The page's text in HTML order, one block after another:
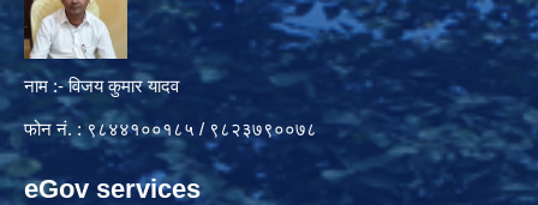
नाम :- विजय कुमार यादव
फोन नं. : ९८४४१००१८५ / ९८२३७९००७८
eGov services